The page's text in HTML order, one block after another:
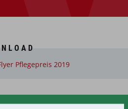
Pflegepreis 2019